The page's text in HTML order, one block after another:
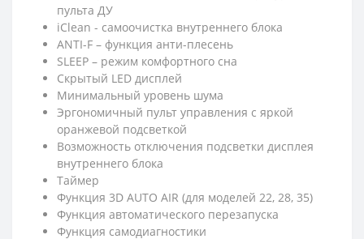
пульта ДУ
iClean - cамоочистка внутреннего блока
ANTI-F – функция анти-плесень
SLEEP – режим комфортного сна
Скрытый LED дисплей
Минимальный уровень шума
Эргономичный пульт управления с яркой
оранжевой подсветкой
Возможность отключения подсветки дисплея
внутреннего блока
Таймер
Функция 3D AUTO AIR (для моделей 22, 28, 35)
Функция автоматического перезапуска
Функция самодиагностики